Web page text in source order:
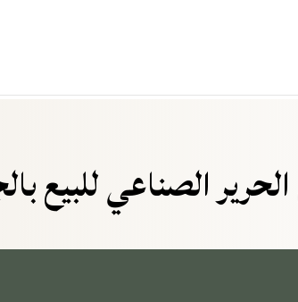
الصناعي للبيع